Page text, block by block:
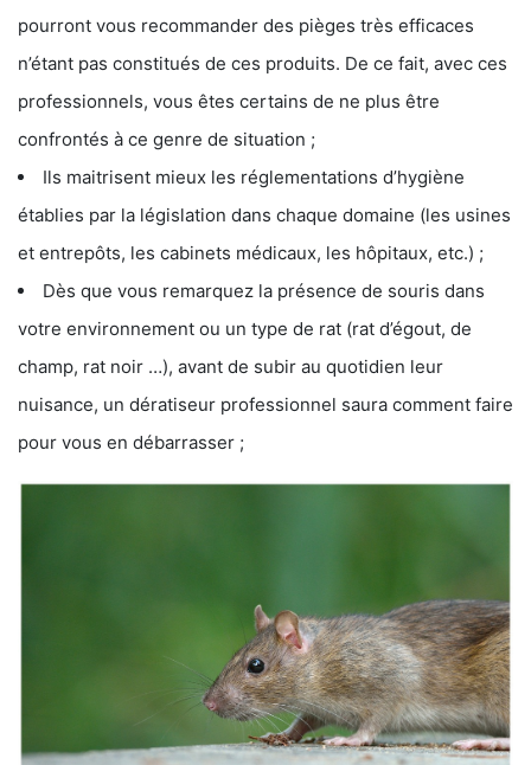
pourront vous recommander des pièges très efficaces
n’étant pas constitués de ces produits. De ce fait, avec ces
professionnels, vous êtes certains de ne plus être
confrontés à ce genre de situation ;
Ils maitrisent mieux les réglementations d’hygiène
établies par la législation dans chaque domaine (les usines
et entrepôts, les cabinets médicaux, les hôpitaux, etc.) ;
Dès que vous remarquez la présence de souris dans
votre environnement ou un type de rat (rat d’égout, de
champ, rat noir …), avant de subir au quotidien leur
nuisance, un dératiseur professionnel saura comment faire
pour vous en débarrasser ;